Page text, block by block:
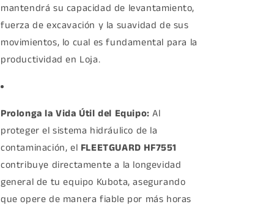
mantendrá su capacidad de levantamiento,
fuerza de excavación y la suavidad de sus
movimientos, lo cual es fundamental para la
productividad en Loja.
Prolonga la Vida Útil del Equipo: Al
proteger el sistema hidráulico de la
contaminación, el FLEETGUARD HF7551
contribuye directamente a la longevidad
general de tu equipo Kubota, asegurando
que opere de manera fiable por más horas